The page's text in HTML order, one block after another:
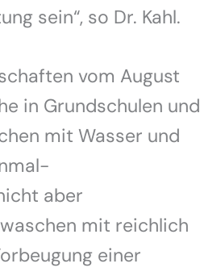
sein“, so Dr. Kahl.
vom August
in Grundschulen und
mit Wasser und
aber
mit reichlich
einer